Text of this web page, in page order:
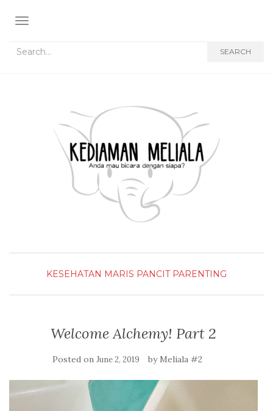
TOGGLE NAVIGATION
Search for: SEARCH
KESEHATAN MARIS PANCIT PARENTING
Welcome Alchemy! Part 2
Posted on June 2, 2019 byMeliala #2